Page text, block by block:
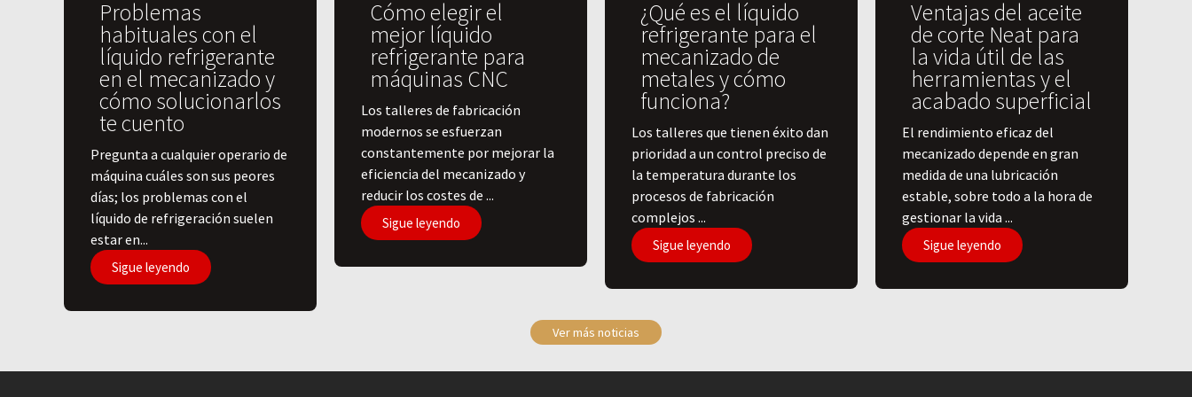
Problemas
habituales con el
líquido refrigerante
en el mecanizado y
cómo solucionarlos
te cuento
Pregunta a cualquier operario de
máquina cuáles son sus peores
días; los problemas con el
líquido de refrigeración suelen
estar en...
Sigue leyendo
Cómo elegir el
mejor líquido
refrigerante para
máquinas CNC
Los talleres de fabricación
modernos se esfuerzan
constantemente por mejorar la
eficiencia del mecanizado y
reducir los costes de ...
Sigue leyendo
¿Qué es el líquido
refrigerante para el
mecanizado de
metales y cómo
funciona?
​Los talleres que tienen éxito dan
prioridad a un control preciso de
la temperatura durante los
procesos de fabricación
complejos ...
Sigue leyendo
Ventajas del aceite
de corte Neat para
la vida útil de las
herramientas y el
acabado superficial
El rendimiento eficaz del
mecanizado depende en gran
medida de una lubricación
estable, sobre todo a la hora de
gestionar la vida ...
Sigue leyendo
Ver más noticias